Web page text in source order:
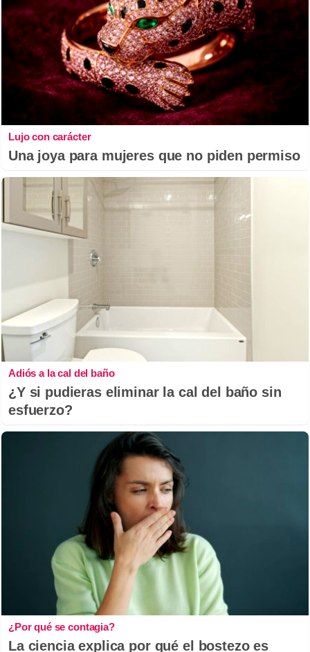
Lujo con carácter
Una joya para mujeres que no piden permiso
Adiós a la cal del baño
¿Y si pudieras eliminar la cal del baño sin
esfuerzo?
¿Por qué se contagia?
La ciencia explica por qué el bostezo es